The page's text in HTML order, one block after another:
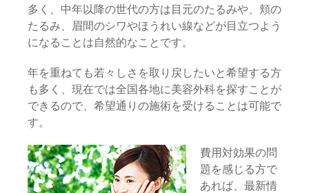
多く、中年以降の世代の方は目元のたるみや、頬の
たるみ、眉間のシワやほうれい線などが目立つよう
になることは自然的なことです。
年を重ねても若々しさを取り戻したいと希望する方
も多く、現在では全国各地に美容外科を探すことが
できるので、希望通りの施術を受けることは可能で
す。
費用対効果の問
題を感じる方で
あれば、最新情